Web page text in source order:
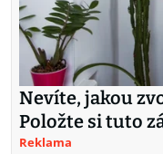
Nevíte, jakou
Položte si tuto
Reklama